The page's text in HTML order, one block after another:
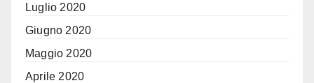
Luglio 2020
Giugno 2020
Maggio 2020
Aprile 2020